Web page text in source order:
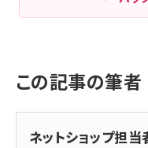
この記事の筆者
ネットショップ担